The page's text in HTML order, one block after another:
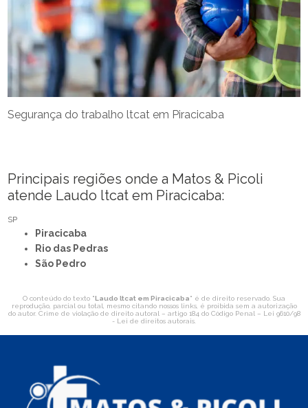
Segurança do trabalho ltcat em Piracicaba
Principais regiões onde a Matos & Picoli
atende Laudo ltcat em Piracicaba:
SP
Piracicaba
Rio das Pedras
São Pedro
O conteúdo do texto "Laudo ltcat em Piracicaba" é de direito reservado. Sua
reprodução, parcial ou total, mesmo citando nossos links, é proibida sem a autorização
do autor. Crime de violação de direito autoral – artigo 184 do Código Penal – Lei 9610/98
- Lei de direitos autorais